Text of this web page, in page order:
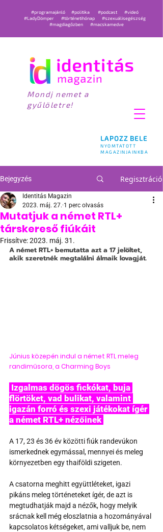
LAPOZZ BELE
NYOMTATOTT
MAGAZINJAINKBA
#programajánló #politika #podcast
#videó
#LadyDömper
#történetihónap
#szexuálisegészség
#magdiagőzben
#macskamedve
Mondj nemet a
gyűlöletre!
Bejegyzés Regisztráció
Mutatjuk a német RTL+
társkereső fiúkáit
Identitás Magazin
2023. máj. 27. 1 perc olvasás
Frissítve:2023. máj. 31.
A német RTL+ bemutatta azt a 17 jelöltet,
akik szeretnék megtalálni álmaik lovagját.
Június közepén indul a német RTL meleg
randiműsora, a Charming Boys
flörtöket, vad bulikat, valamint
igazán forró és szexi játékokat ígér
a német RTL+ nézőinek
A 17, 23 és 36 év közötti fiúk randevúkon
ismerkednek egymással, mennyei és meleg
környezetben egy thaiföldi szigeten.
A csatorna meghitt együttléteket, igazi
pikáns meleg történeteket ígér, de azt is
megtudhatják majd a nézők, hogy melyik
srácnak kell még eloszlatnia a hozományával
kapcsolatos kétségeket, ami valljuk be, nem